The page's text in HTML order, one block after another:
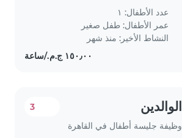
عدد الأطفال: ١
عمر الأطفال: طفل صغير
النشاط الأخير: منذ شهر
الوالدين
وظيفة جليسة أطفال في القاهرة
3